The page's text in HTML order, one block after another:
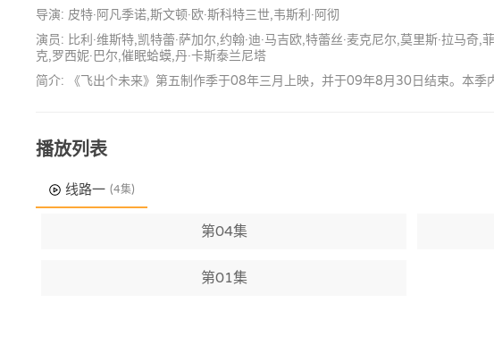
导演: 皮特·阿凡季诺,斯文顿·欧·斯科特三世,韦斯利·阿彻
演员: 比利·维斯特,凯特蕾·萨加尔,约翰·迪·马吉欧,特蕾丝·麦克尼尔,莫里斯·拉马奇
克,罗西妮·巴尔,催眠蛤蟆,丹·卡斯泰兰尼塔
简介: 《飞出个未来》第五制作季于08年三月上映，并于09年8月30日结束。本季
播放列表
线路一 (4集)
第04集
第01集